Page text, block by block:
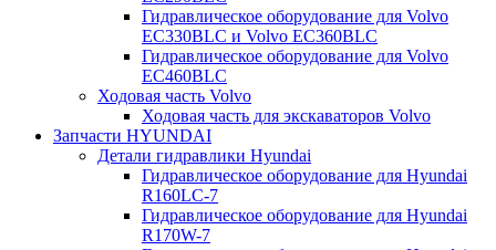
Гидравлическое оборудование для Volvo
EC330BLC и Volvo EC360BLC
Гидравлическое оборудование для Volvo
EC460BLC
Ходовая часть Volvo
Ходовая часть для экскаваторов Volvo
Запчасти HYUNDAI
Детали гидравлики Hyundai
Гидравлическое оборудование для Hyundai
R160LC-7
Гидравлическое оборудование для Hyundai
R170W-7